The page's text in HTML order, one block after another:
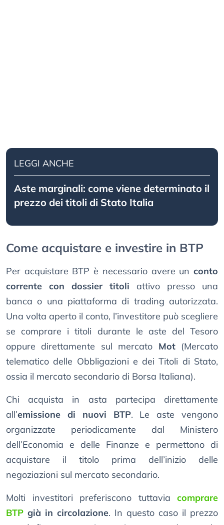
LEGGI ANCHE
Aste marginali: come viene determinato il
prezzo dei titoli di Stato Italia
Come acquistare e investire in BTP
Per acquistare BTP è necessario avere un conto
corrente con dossier titoli attivo presso una
banca o una piattaforma di trading autorizzata.
Una volta aperto il conto, l’investitore può scegliere
se comprare i titoli durante le aste del Tesoro
oppure direttamente sul mercato Mot (Mercato
telematico delle Obbligazioni e dei Titoli di Stato,
ossia il mercato secondario di Borsa Italiana).
Chi acquista in asta partecipa direttamente
all’emissione di nuovi BTP. Le aste vengono
organizzate periodicamente dal Ministero
dell’Economia e delle Finanze e permettono di
acquistare il titolo prima dell’inizio delle
negoziazioni sul mercato secondario.
Molti investitori preferiscono tuttavia comprare
BTP già in circolazione. In questo caso il prezzo